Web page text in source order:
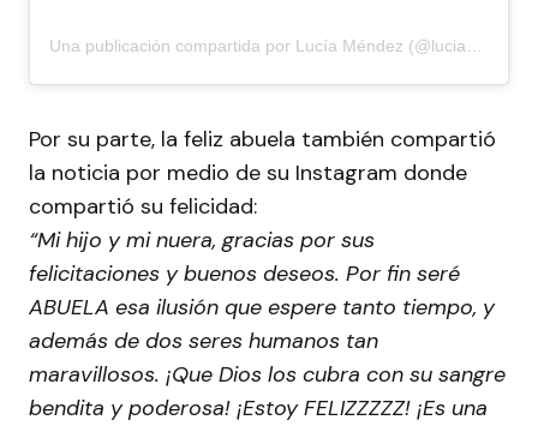
Una publicación compartida por Lucía Méndez (@luciamendezof)
Por su parte, la feliz abuela también compartió
la noticia por medio de su Instagram donde
compartió su felicidad:
“Mi hijo y mi nuera, gracias por sus
felicitaciones y buenos deseos. Por fin seré
ABUELA esa ilusión que espere tanto tiempo, y
además de dos seres humanos tan
maravillosos. ¡Que Dios los cubra con su sangre
bendita y poderosa! ¡Estoy FELIZZZZZ! ¡Es una